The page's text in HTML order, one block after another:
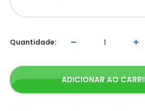
Quantidade:
ADICIONAR AO